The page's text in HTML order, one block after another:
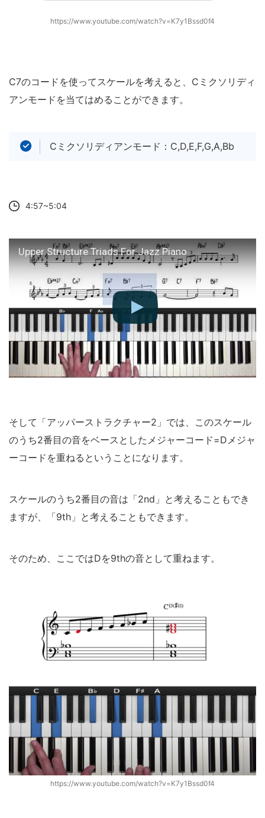
https://www.youtube.com/watch?v=K7y1Bssd0f4
C7のコードを使ってスケールを考えると、Cミクソリディ
アンモードを当てはめることができます。
Cミクソリディアンモード：C,D,E,F,G,A,Bb
4:57~5:04
Upper Structure Triads For Jazz Piano
そして「アッパーストラクチャー2」では、このスケール
のうち2番目の音をベースとしたメジャーコード=Dメジャ
ーコードを重ねるということになります。
スケールのうち2番目の音は「2nd」と考えることもでき
ますが、「9th」と考えることもできます。
そのため、ここではDを9thの音として重ねます。
https://www.youtube.com/watch?v=K7y1Bssd0f4